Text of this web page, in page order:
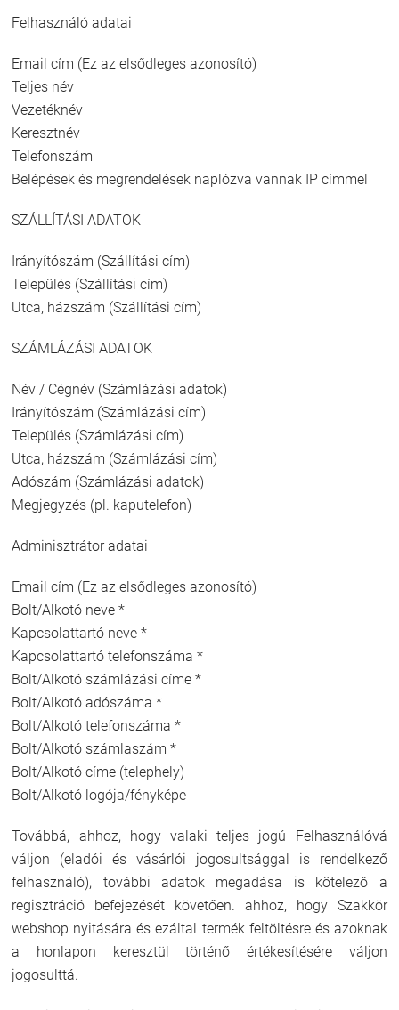
Felhasználó adatai
Email cím (Ez az elsődleges azonosító)
Teljes név
Vezetéknév
Keresztnév
Telefonszám
Belépések és megrendelések naplózva vannak IP címmel
SZÁLLÍTÁSI ADATOK
Irányítószám (Szállítási cím)
Település (Szállítási cím)
Utca, házszám (Szállítási cím)
SZÁMLÁZÁSI ADATOK
Név / Cégnév (Számlázási adatok)
Irányítószám (Számlázási cím)
Település (Számlázási cím)
Utca, házszám (Számlázási cím)
Adószám (Számlázási adatok)
Megjegyzés (pl. kaputelefon)
Adminisztrátor adatai
Email cím (Ez az elsődleges azonosító)
Bolt/Alkotó neve *
Kapcsolattartó neve *
Kapcsolattartó telefonszáma *
Bolt/Alkotó számlázási címe *
Bolt/Alkotó adószáma *
Bolt/Alkotó telefonszáma *
Bolt/Alkotó számlaszám *
Bolt/Alkotó címe (telephely)
Bolt/Alkotó logója/fényképe
Továbbá, ahhoz, hogy valaki teljes jogú Felhasználóvá
váljon (eladói és vásárlói jogosultsággal is rendelkező
felhasználó), további adatok megadása is kötelező a
regisztráció befejezését követően. ahhoz, hogy Szakkör
webshop nyitására és ezáltal termék feltöltésre és azoknak
a honlapon keresztül történő értékesítésére váljon
jogosulttá.